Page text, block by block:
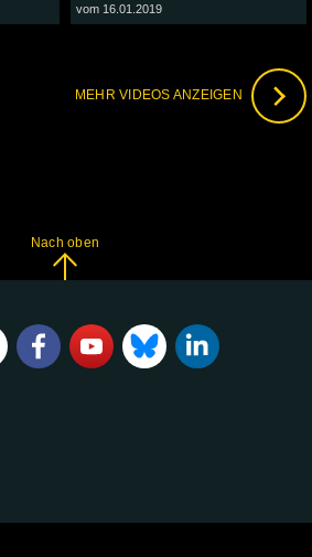
vom 16.01.2019
MEHR VIDEOS ANZEIGEN
Nach oben